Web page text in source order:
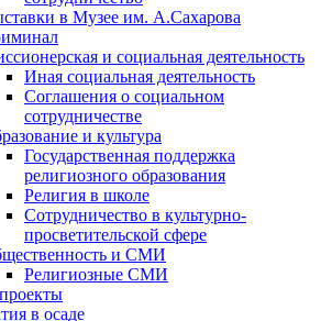
в Музее им. А.Сахарова
и социальная деятельность
Иная социальная деятельность
Соглашения о социальном
сотрудничестве
и культура
Государственная поддержка
религиозного образования
Религия в школе
Сотрудничество в культурно-
просветительской сфере
и СМИ
Религиозные СМИ
в осаде